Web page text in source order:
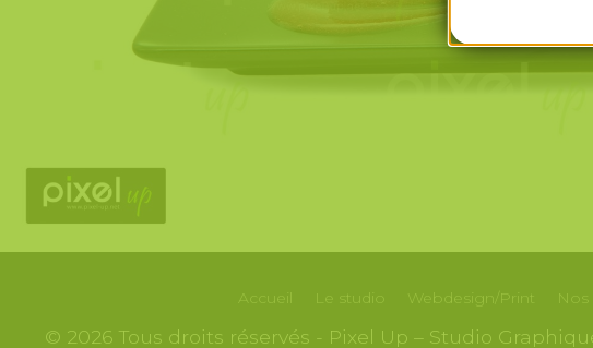
Accueil Le studio Webdesign/Print Nos
© 2026 Tous droits réservés - Pixel Up – Studio